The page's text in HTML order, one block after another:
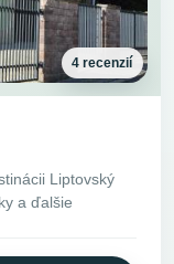
4 recenzií
Liptovský
a ďalšie